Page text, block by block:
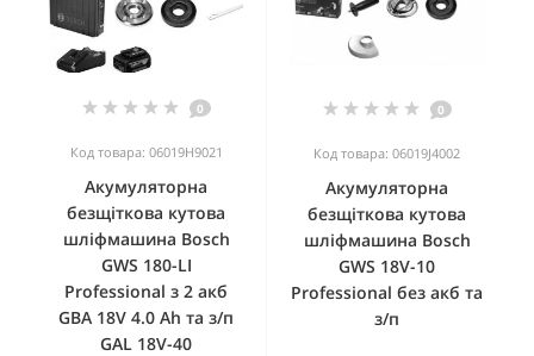
0
Код товара: 06019H9021
Акумуляторна
безщіткова кутова
шліфмашина Bosch
GWS 180-LI
Professional з 2 акб
GBA 18V 4.0 Ah та з/п
GAL 18V-40
0
Код товара: 06019J4002
Акумуляторна
безщіткова кутова
шліфмашина Bosch
GWS 18V-10
Professional без акб та
з/п